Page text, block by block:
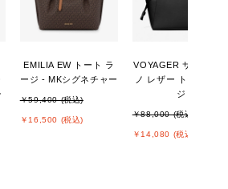
EMILIA EW トート ラ
ージ - MKシグネチャー
￥59,400 (税込)
￥16,500 (税込)
VOYAGER サフィア
ノ レザー トート ラー
ジ
￥88,000 (税込)
￥14,080 (税込)